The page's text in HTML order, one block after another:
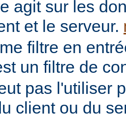
agit sur les
et le serveur.
filtre en
un filtre de
pas l'utiliser
client ou du